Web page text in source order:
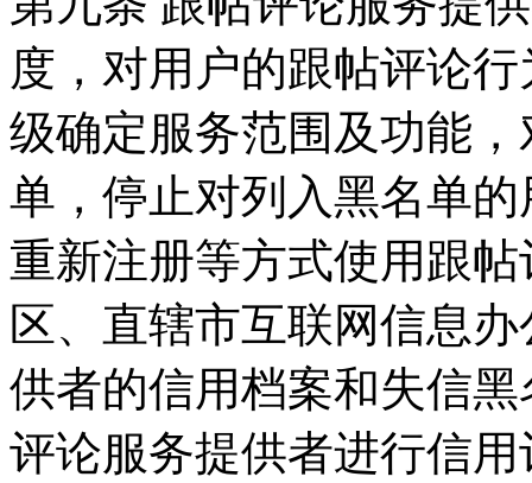
度，对用户的跟帖评论
级确定服务范围及功能
单，停止对列入黑名单
重新注册等方式使用跟
区、直辖市互联网信息
供者的信用档案和失信
评论服务提供者进行信用